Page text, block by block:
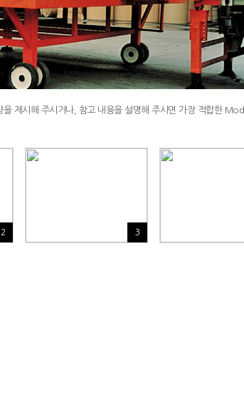
제시해 주시거나, 참고 내용을 설명해 주시면 가장 적합한
2 3